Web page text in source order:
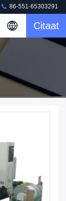
86-551-65303291
Citaat